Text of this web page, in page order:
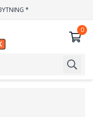
100 DAGES